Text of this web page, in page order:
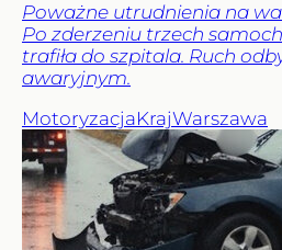
Poważne utrudnienia na
Po zderzeniu trzech
trafiła do szpitala. Ruch
awaryjnym.
MotoryzacjaKrajWarszawa